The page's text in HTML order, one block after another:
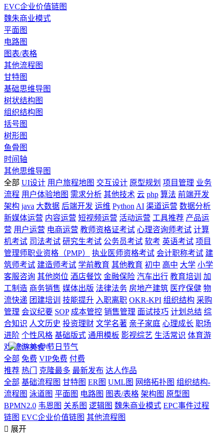
EVC企业价值链图
魏朱商业模式
平面图
电路图
图表/表格
其他流程图
甘特图
基础思维导图
树状结构图
组织结构图
括号图
树形图
鱼骨图
时间轴
其他思维导图
全部 UI设计 用户旅程地图 交互设计 原型规划 项目管理 业务
流程 用户体验地图 需求分析 其他技术 云 php 算法 前端开发
架构 java 大数据 后端开发 运维 Python AI 渠道运营 数据分析
新媒体运营 内容运营 短视频运营 活动运营 工具推荐 产品运
营 用户运营 电商运营 教师资格证考试 心理咨询师考试 计算
机考试 司法考试 研究生考试 公务员考试 软考 英语考试 项目
管理师职业资格（PMP）
执业医师资格考试 会计职称考试 建
筑师考试 建造师考试 学前教育 其他教育 初中 高中 大学 小学
客服咨询 其他岗位 酒店餐饮 金融保险 汽车出行 教育培训
加
工制造 商务销售 媒体出版 法律法务 房地产建筑 医疗保健 物
流快递 团建培训 技能提升 入职离职 OKR-KPI 组织结构 采购
管理 会议纪要 SOP 成本管控 销售管理 面试技巧 计划总结 综
合知识 人文历史 投资理财 文学名著 亲子家庭 心理成长 职场
进阶 个性风格 基础版式 通用模板 影视综艺 生活常识 体育游
戏 旅游美食 节日节气
全部 免费 VIP免费 付费
推荐 热门 克隆最多 最新发布 达人作品
全部 基础流程图 甘特图 ER图 UML图 网络拓扑图 组织结构-
流程图 泳道图 平面图 电路图 图表/表格 架构图 原型图
BPMN2.0 韦恩图 关系图 逻辑图 魏朱商业模式 EPC事件过程
链图 EVC企业价值链图 其他流程图
 展开